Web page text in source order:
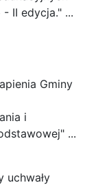
II edycja." ...
Gminy
i
...
uchwały